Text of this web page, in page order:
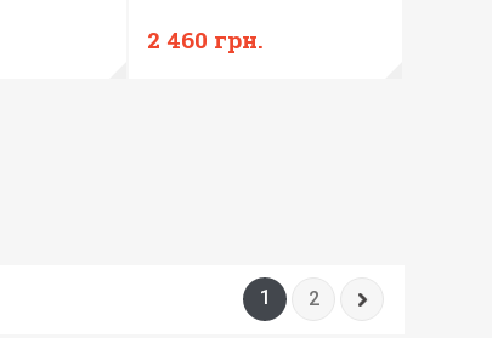
2 460 грн.
1 2